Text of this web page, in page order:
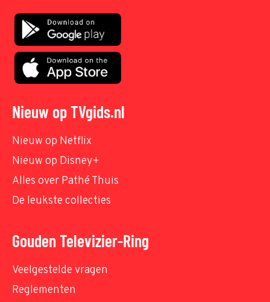
Nieuw op TVgids.nl
Nieuw op Netflix
Nieuw op Disney+
Alles over Pathé Thuis
De leukste collecties
Gouden Televizier-Ring
Veelgestelde vragen
Reglementen